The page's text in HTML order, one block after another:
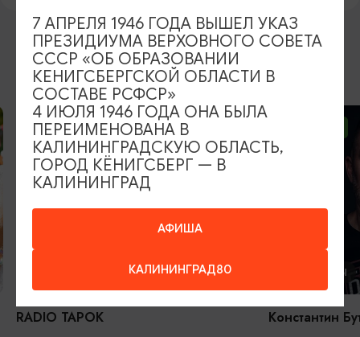
ВОЗМОЖНО ВАС ЗАИНТЕРЕСУЕТ
ОТ 2500₽
RADIO TAPOK
КОНЦЕРТЫ
Константин
АФИША
КАЛИНИНГРАД80
7 АПРЕЛЯ 1946 ГОДА ВЫШЕЛ УКАЗ
ПРЕЗИДИУМА ВЕРХОВНОГО СОВЕТА
СССР «ОБ ОБРАЗОВАНИИ
КЕНИГСБЕРГСКОЙ ОБЛАСТИ В
СОСТАВЕ РСФСР»
4 ИЮЛЯ 1946 ГОДА ОНА БЫЛА
ПЕРЕИМЕНОВАНА В
КАЛИНИНГРАДСКУЮ ОБЛАСТЬ,
ГОРОД КЁНИГСБЕРГ — В
КАЛИНИНГРАД